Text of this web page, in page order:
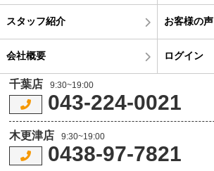
スタッフ紹介 お客様の声
会社概要 ログイン
千葉店 9:30~19:00
043-224-0021
木更津店 9:30~19:00
0438-97-7821